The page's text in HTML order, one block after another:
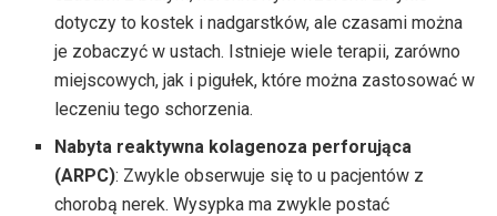
dotyczy to kostek i nadgarstków, ale czasami można
je zobaczyć w ustach. Istnieje wiele terapii, zarówno
miejscowych, jak i pigułek, które można zastosować w
leczeniu tego schorzenia.
Nabyta reaktywna kolagenoza perforująca
(ARPC): Zwykle obserwuje się to u pacjentów z
chorobą nerek. Wysypka ma zwykle postać